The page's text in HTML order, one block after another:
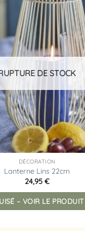
DE STOCK
DÉCORATION
Lanterne Lins 22cm
24,95 €
– VOIR LE PRODUIT